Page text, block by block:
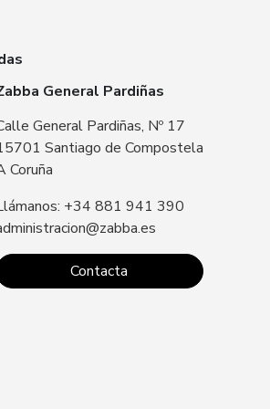
General Pardiñas
General Pardiñas, Nº 17
Santiago de Compostela
Coruña
+34 881 941 390
Contacta